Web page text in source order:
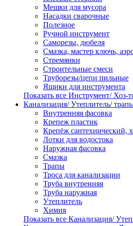
Мешки для мусора
Насадки сварочные
Полезное
Ручной инструмент
Саморезы, дюбеля
Смазка, мастер ключь,
Стремянки
Строительные смеси
Труборезы/цепи пильные
Ящики для инструмента
Показать все Инструмент/ Хоз-
Канализация/ Утеплитель/
Внутренняя фасовка
Крепеж пластик
Крепёж сантехнический,
Лотки для водостока
Наружная фасовка
Смазка
Трапы
Троса для канализации
Труба внутренняя
Труба наружная
Утеплитель
Химия
Показать все Канализация/